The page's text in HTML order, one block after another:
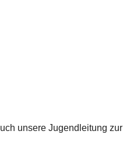
unsere Jugendleitung